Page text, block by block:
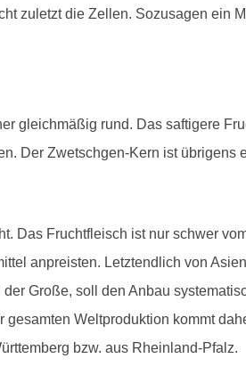
zuletzt die Zellen. Sozusagen ein
gleichmäßig rund. Das saftigere
Der Zwetschgen-Kern ist übrigens
Das Fruchtfleisch ist nur schwer
anpreisten. Letztendlich von
Große, soll den Anbau
Weltproduktion kommt
bzw. aus Rheinland-Pfalz.